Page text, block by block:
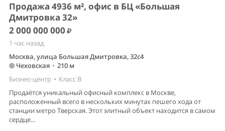
Продажа 4936 м², офис в БЦ «Большая
Дмитровка 32»
2 000 000 000
1 час назад
Москва, улица Большая Дмитровка, 32с4
Чеховская • 210 м
Бизнес-центр • Класс B
Продаётся уникальный офисный комплекс в Москве,
расположенный всего в нескольких минутах пешего хода от
станции метро Тверская. Этот элитный объект находится в самом
сердце...